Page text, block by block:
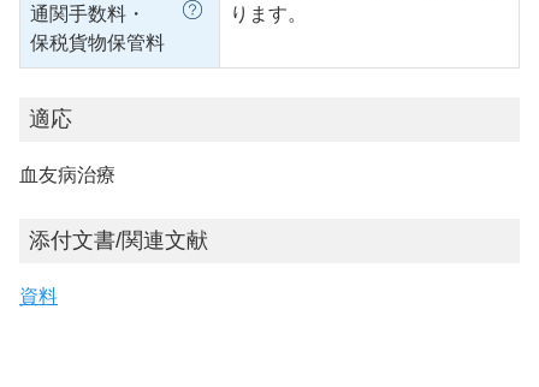
通関手数料・
保税貨物保管料
ります。
適応
血友病治療
添付文書/関連文献
資料